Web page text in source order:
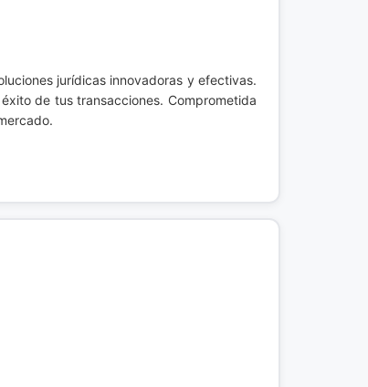
jurídicas innovadoras y efectivas.
de tus transacciones. Comprometida